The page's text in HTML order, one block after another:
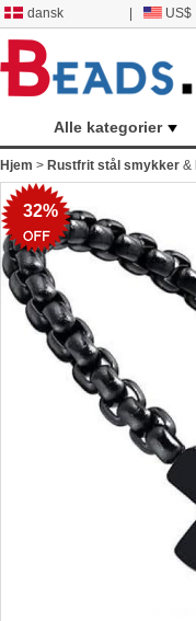
dansk US$
Alle kategorier
Hjem > Rustfrit stål smykker &
32%